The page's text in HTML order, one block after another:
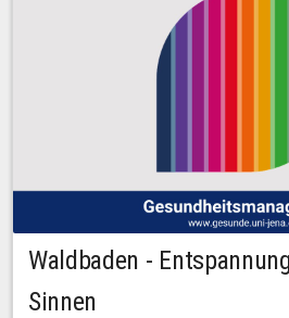
Waldbaden -
Sinnen